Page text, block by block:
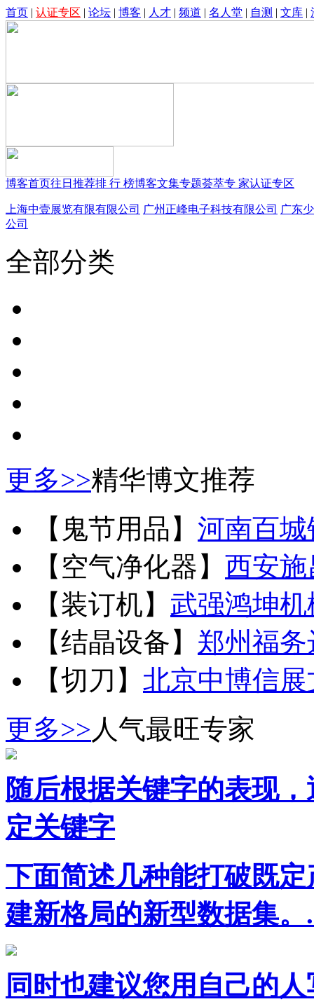
首页 | 认证专区 | 论坛 | 博客 | 人才 | 频道 | 名人堂 | 自测 | 文库 |
博客首页往日推荐排 行 榜博客文集专题荟萃专 家认证专区
上海中壹展览有限有限公司 广州正峰电子科技有限公司 广东
公司
全部分类
更多>>精华博文推荐
【鬼节用品】 河南百
【空气净化器】 西安
【装订机】 武强鸿坤
【结晶设备】 郑州福
【切刀】 北京中博信
更多>>人气最旺专家
随后根据关键字的表现
定关键字
下面简述几种能打破既
建新格局的新型数据集。
同时也建议您用自己的